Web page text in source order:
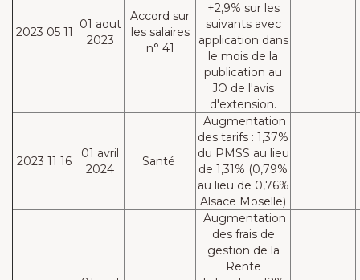
2023 05 11
01 aout
2023
Accord sur
les salaires
n° 41
+2,9% sur les
suivants avec
application dans
le mois de la
publication au
JO de l'avis
d'extension.
2023 11 16
01 avril
2024
Santé
Augmentation
des tarifs : 1,37%
du PMSS au lieu
de 1,31% (0,79%
au lieu de 0,76%
Alsace Moselle)
Augmentation
des frais de
gestion de la
Rente